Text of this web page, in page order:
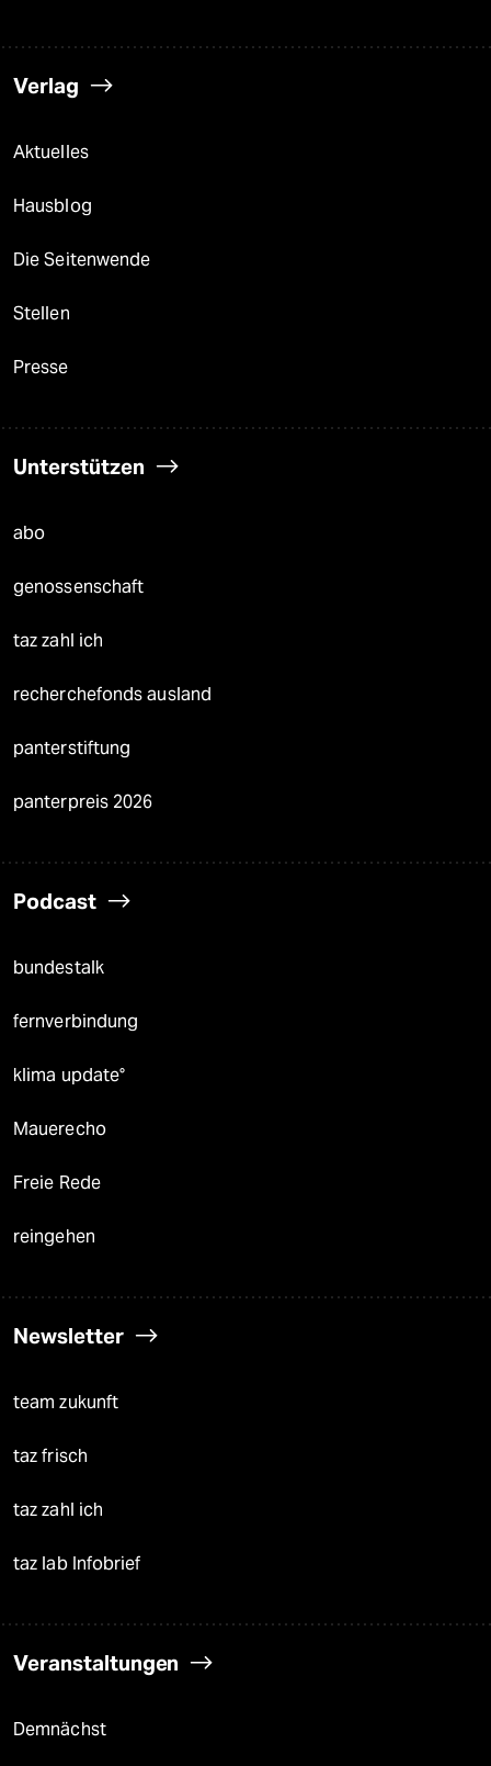
Verlag
Aktuelles
Hausblog
Die Seitenwende
Stellen
Presse
Unterstützen
abo
genossenschaft
taz zahl ich
recherchefonds ausland
panterstiftung
panterpreis 2026
Podcast
bundestalk
fernverbindung
klima update°
Mauerecho
Freie Rede
reingehen
Newsletter
team zukunft
taz frisch
taz zahl ich
taz lab Infobrief
Veranstaltungen
Demnächst